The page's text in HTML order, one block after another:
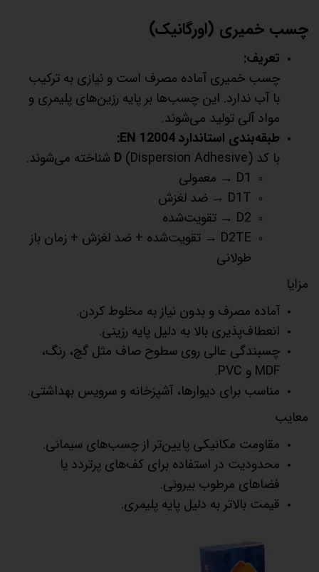
چسب خمیری (اورگانیک)
تعریف:
چسب خمیری آماده مصرف است و نیازی به ترکیب
با آب ندارد. این چسب‌ها بر پایه رزین‌های پلیمری و
مواد آلی تولید می‌شوند.
طبقه‌بندی استاندارد EN 12004:
با کد
D (Dispersion Adhesive) شناخته می‌شوند.
D1 → معمولی
D1T → ضد لغزش
D2 → تقویت‌شده
D2TE → تقویت‌شده + ضد لغزش + زمان باز
طولانی
مزایا
آماده مصرف و بدون نیاز به مخلوط کردن.
انعطاف‌پذیری بالا به دلیل پایه رزینی.
چسبندگی عالی روی سطوح صاف مثل گچ، رنگ،
MDF و PVC.
مناسب برای دیوارها، آشپزخانه و سرویس بهداشتی.
معایب
مقاومت مکانیکی پایین‌تر از چسب‌های سیمانی.
محدودیت در استفاده برای کف‌های پرتردد یا
فضاهای مرطوب بیرونی.
قیمت بالاتر به دلیل پایه پلیمری.